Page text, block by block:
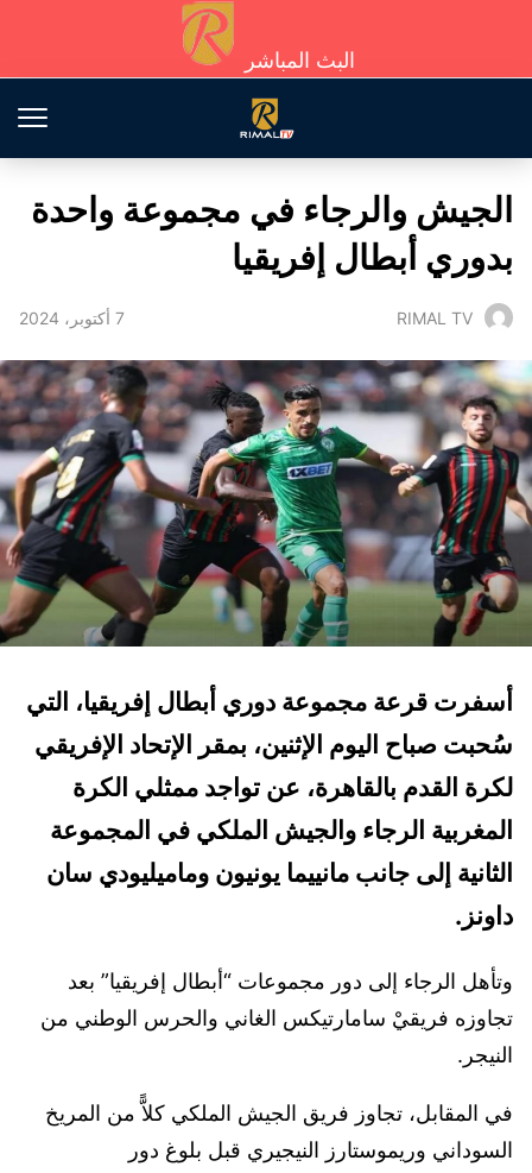
البث المباشر
الجيش والرجاء في مجموعة واحدة
بدوري أبطال إفريقيا
RIMAL TV 7 أكتوبر، 2024
أسفرت قرعة مجموعة دوري أبطال إفريقيا، التي
سُحبت صباح اليوم الإثنين، بمقر الإتحاد الإفريقي
لكرة القدم بالقاهرة، عن تواجد ممثلي الكرة
المغربية الرجاء والجيش الملكي في المجموعة
الثانية إلى جانب مانييما يونيون وماميليودي سان
داونز.
وتأهل الرجاء إلى دور مجموعات “أبطال إفريقيا” بعد
تجاوزه فريقيْ سامارتيكس الغاني والحرس الوطني من
النيجر.
في المقابل، تجاوز فريق الجيش الملكي كلاًّ من المريخ
السوداني وريموستارز النيجيري قبل بلوغ دور